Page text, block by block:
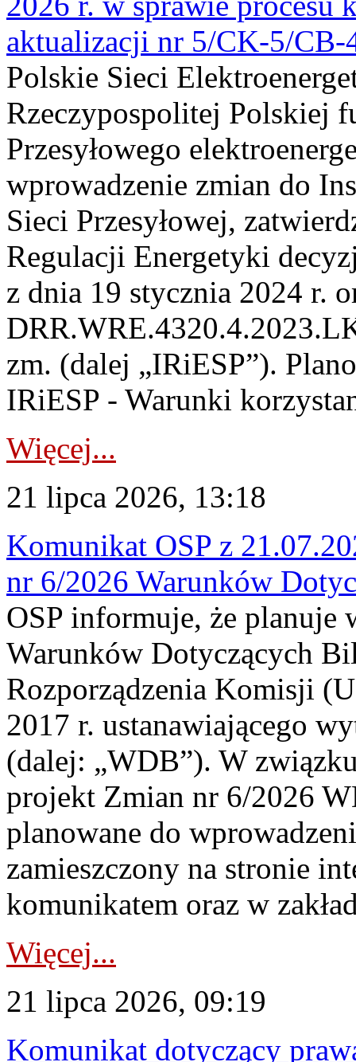
aktualizacji nr 5/CK-5/CB-
Polskie Sieci
Rzeczypospolitej Polskiej
Przesyłowego
wprowadzenie zmian do
Sieci Przesyłowej,
Regulacji Energetyki
z dnia 19 stycznia 2024 r.
zm. (dalej „IRiESP”).
IRiESP - Warunki
Więcej...
21 lipca 2026, 13:18
Komunikat OSP z
nr 6/2026 Warunków
OSP informuje, że planuje
Warunków Dotyczących
Rozporządzenia Komisji
2017 r. ustanawiającego
(dalej: „WDB”). W
projekt Zmian nr 6/2026
planowane do
zamieszczony na stronie
komunikatem oraz w
Więcej...
21 lipca 2026, 09:19
Komunikat dotyczący